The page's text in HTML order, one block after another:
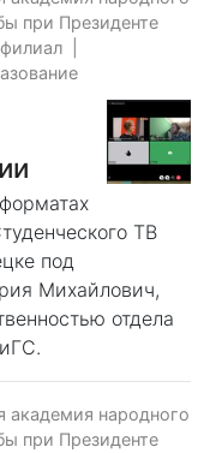
при Президенте
ТВ
под
Михайлович,
отдела
народного
при Президенте